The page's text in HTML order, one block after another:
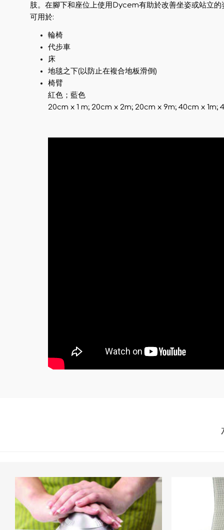
肢。在腳下和座位上使用Dycem有助於改善坐姿或站立
可用於:
輪椅
代步車
床
地毯之下(以防止在複合地板滑倒)
椅臂
紅色；藍色
20cm x 1 m; 20cm x 2m; 20cm x 9m; 40cm x 1m;